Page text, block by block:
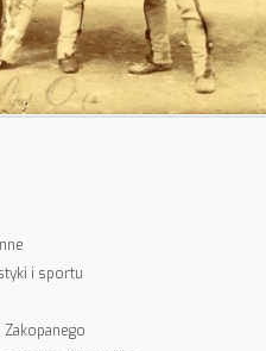
i sportu